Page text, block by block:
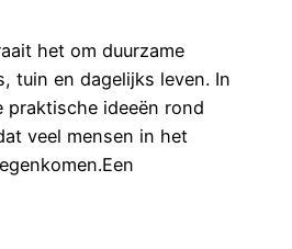
het om duurzame
tuin en dagelijks leven. In
ideeën rond
veel mensen in het